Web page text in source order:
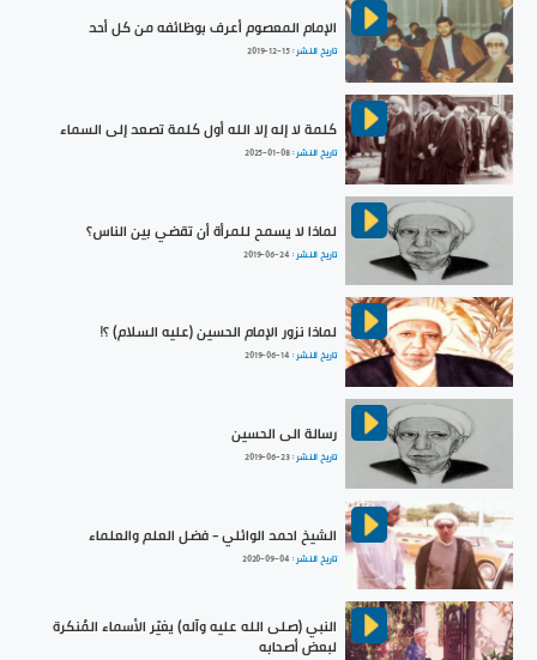
الإمام المعصوم أعرف بوظائفه من كل أحد
تاريخ النشر :2019-12-15
كلمة لا إله إلا الله أول كلمة تصعد إلى السماء
تاريخ النشر :2025-01-08
لماذا لا يسمح للمرأة أن تقضي بين الناس؟
تاريخ النشر : 2019-06-24
لماذا نزور الإمام الحسين (عليه السلام) ؟!
تاريخ النشر : 2019-06-14
رسالة الى الحسين
تاريخ النشر :2019-06-23
الشيخ احمد الوائلي - فضل العلم والعلماء
تاريخ النشر : 2020-09-04
النبي (صلى الله عليه وآله) يغيّر الأسماء المُنكرة
لبعض أصحابه